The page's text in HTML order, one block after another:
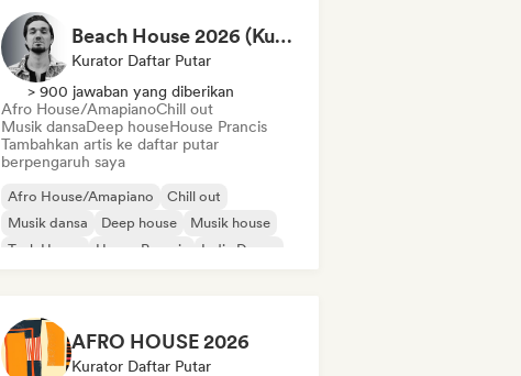
Beach House 2026 (Kubilay Sen)
Kurator Daftar Putar
> 900 jawaban yang diberikan
Afro House/AmapianoChill out
Musik dansaDeep houseHouse Prancis
Tambahkan artis ke daftar putar
berpengaruh saya
Afro House/Amapiano
Chill out
Musik dansa
Deep house
Musik house
Tech House
House Prancis Indie Dance
AFRO HOUSE 2026
Kurator Daftar Putar